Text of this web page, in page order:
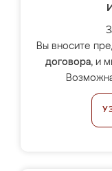
Вы вносите
договора, и